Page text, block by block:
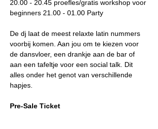
20.00 - 20.45 proefles/gratis workshop voor
beginners 21.00 - 01.00 Party
De dj laat de meest relaxte latin nummers
voorbij komen. Aan jou om te kiezen voor
de dansvloer, een drankje aan de bar of
aan een tafeltje voor een social talk. Dit
alles onder het genot van verschillende
hapjes.
Pre-Sale Ticket